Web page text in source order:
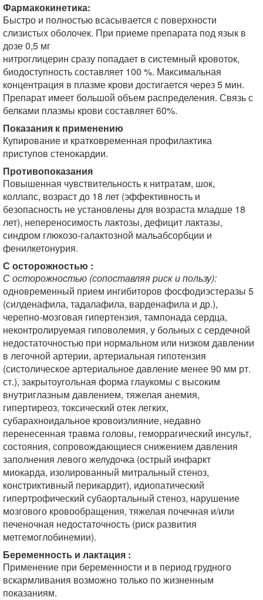
Фармакокинетика:
Быстро и полностью всасывается с поверхности
слизистых оболочек. При приеме препарата под язык в
дозе 0,5 мг
нитроглицерин сразу попадает в системный кровоток,
биодоступность составляет 100 %. Максимальная
концентрация в плазме крови достигается через 5 мин.
Препарат имеет большой объем распределения. Связь с
белками плазмы крови составляет 60%.
Показания к применению
Купирование и кратковременная профилактика
приступов стенокардии.
Противопоказания
Повышенная чувствительность к нитратам, шок,
коллапс, возраст до 18 лет (эффективность и
безопасность не установлены для возраста младше 18
лет), непереносимость лактозы, дефицит лактазы,
синдром глюкозо-галактозной мальабсорбции и
фенилкетонурия.
С осторожностью :
С осторожностью (сопоставляя риск и пользу):
одновременный прием ингибиторов фосфодиэстеразы 5
(силденафила, тадалафила, варденафила и др.),
черепно-мозговая гипертензия, тампонада сердца,
неконтролируемая гиповолемия, у больных с сердечной
недостаточностью при нормальном или низком давлении
в легочной артерии, артериальная гипотензия
(систолическое артериальное давление менее 90 мм рт.
ст.), закрытоугольная форма глаукомы с высоким
внутриглазным давлением, тяжелая анемия,
гипертиреоз, токсический отек легких,
субарахноидальное кровоизлияние, недавно
перенесенная травма головы, геморрагический инсульт,
состояния, сопровождающиеся снижением давления
заполнения левого желудочка (острый инфаркт
миокарда, изолированный митральный стеноз,
констриктивный перикардит), идиопатический
гипертрофический субаортальный стеноз, нарушение
мозгового кровообращения, тяжелая почечная и/или
печеночная недостаточность (риск развития
метгемоглобинемии).
Беременность и лактация :
Применение при беременности и в период грудного
вскармливания возможно только по жизненным
показаниям.